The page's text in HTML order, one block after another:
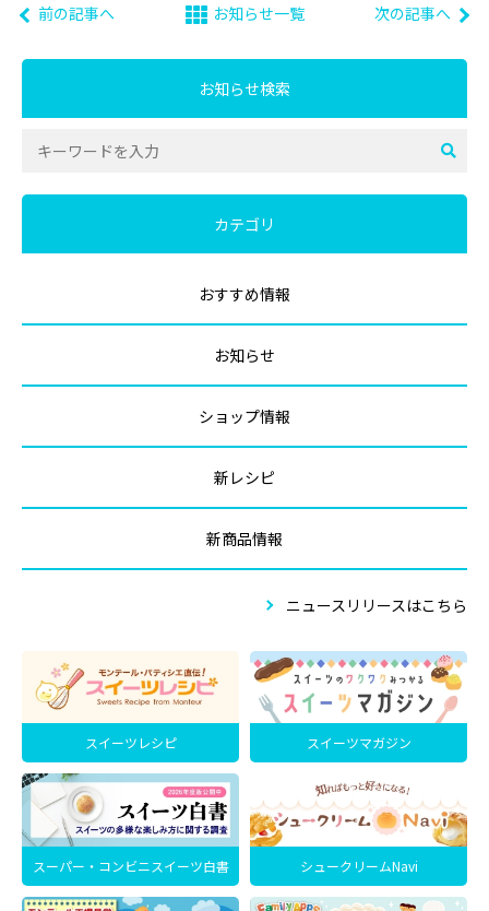
前の記事へ お知らせ一覧 次の記事へ
お知らせ検索
カテゴリ
おすすめ情報
お知らせ
ショップ情報
新レシピ
新商品情報
ニュースリリースはこちら
スイーツレシピ スイーツマガジン
スーパー・コンビニスイーツ白書 シュークリームNavi